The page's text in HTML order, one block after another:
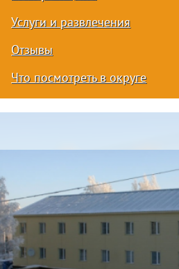
Услуги и развлечения
Отзывы
Что посмотреть в округе